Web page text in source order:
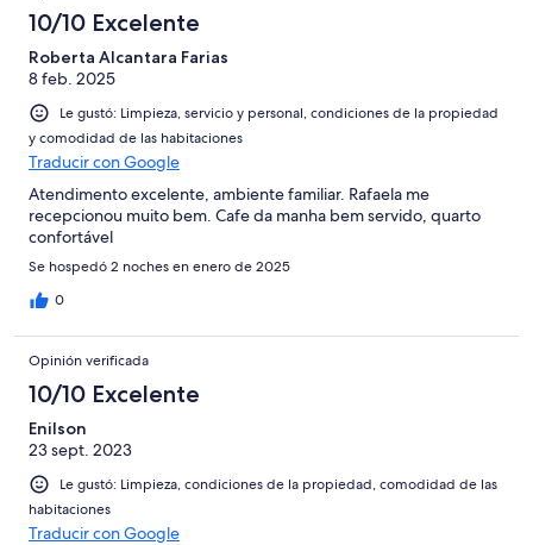
10/10 Excelente
Roberta Alcantara Farias
8 feb. 2025
Le gustó: Limpieza, servicio y personal, condiciones de la propiedad
y comodidad de las habitaciones
Traducir con Google
Atendimento excelente, ambiente familiar. Rafaela me
recepcionou muito bem. Cafe da manha bem servido, quarto
confortável
Se hospedó 2 noches en enero de 2025
0
Opinión verificada
10/10 Excelente
Enilson
23 sept. 2023
Le gustó: Limpieza, condiciones de la propiedad, comodidad de las
habitaciones
Traducir con Google